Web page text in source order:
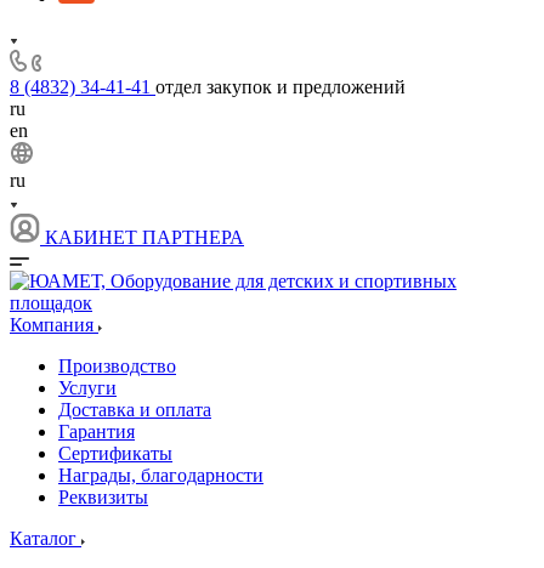
8 (4832) 34-41-41 отдел закупок и предложений
ru
en
ru
КАБИНЕТ ПАРТНЕРА
Компания
Производство
Услуги
Доставка и оплата
Гарантия
Сертификаты
Награды, благодарности
Реквизиты
Каталог